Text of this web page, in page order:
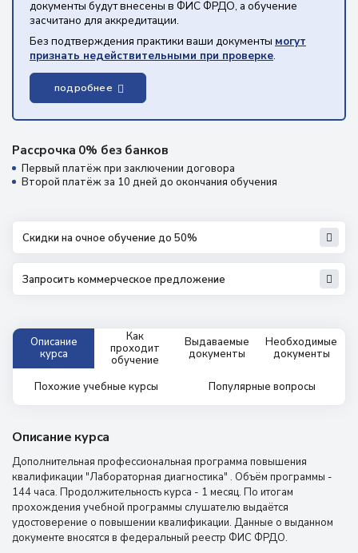
документы будут внесены в ФИС ФРДО, а обучение
засчитано для аккредитации.
Без подтверждения практики ваши документы могут
признать недействительными при проверке.
подробнее
Рассрочка 0% без банков
Первый платёж при заключении договора
Второй платёж за 10 дней до окончания обучения
Скидки на очное обучение до 50%
Запросить коммерческое предложение
Описание
курса
Как
проходит
обучение
Выдаваемые
документы
Необходимые
документы
Похожие учебные курсы Популярные вопросы
Описание курса
Дополнительная профессиональная программа повышения
квалификации "Лабораторная диагностика" . Объём программы -
144 часа. Продолжительность курса - 1 месяц. По итогам
прохождения учебной программы слушателю выдаётся
удостоверение о повышении квалификации. Данные о выданном
документе вносятся в федеральный реестр ФИС ФРДО.